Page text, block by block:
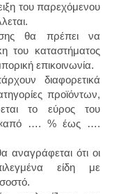
του παρεχόμενου
θα πρέπει να
του καταστήματος
επικοινωνία.
διαφορετικά
προϊόντων,
το εύρος του
(«από …. % έως ….
αναγράφεται ότι οι
είδη με